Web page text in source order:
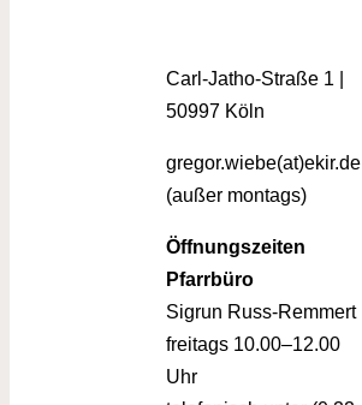
Carl-Jatho-Straße 1 |
50997 Köln
gregor.wiebe(at)ekir.de
(außer montags)
Öffnungszeiten
Pfarrbüro
Sigrun Russ-Remmert
freitags 10.00–12.00
Uhr